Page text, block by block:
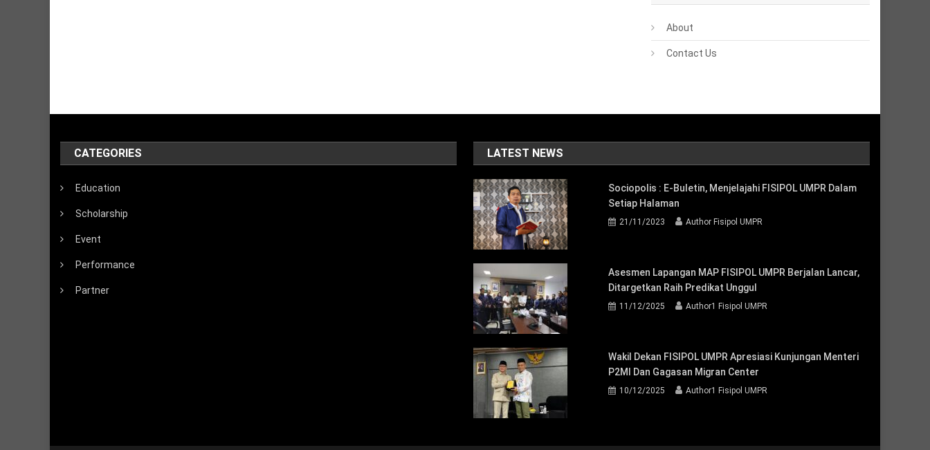
About
Contact Us
CATEGORIES
Education
Scholarship
Event
Performance
Partner
LATEST NEWS
Sociopolis : E-Buletin, Menjelajahi FISIPOL UMPR Dalam
Setiap Halaman
21/11/2023 Author Fisipol UMPR
Asesmen Lapangan MAP FISIPOL UMPR Berjalan Lancar,
Ditargetkan Raih Predikat Unggul
11/12/2025 Author1 Fisipol UMPR
Wakil Dekan FISIPOL UMPR Apresiasi Kunjungan Menteri
P2MI Dan Gagasan Migran Center
10/12/2025 Author1 Fisipol UMPR